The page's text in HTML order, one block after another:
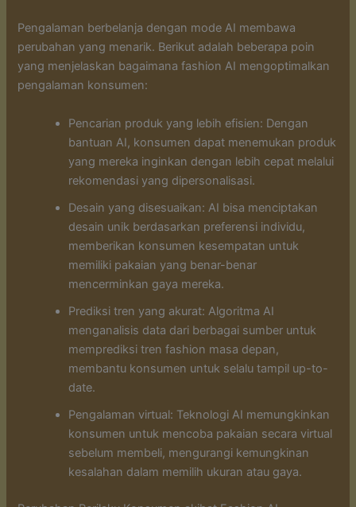
Pengalaman berbelanja dengan mode AI membawa
perubahan yang menarik. Berikut adalah beberapa poin
yang menjelaskan bagaimana fashion AI mengoptimalkan
pengalaman konsumen:
Pencarian produk yang lebih efisien: Dengan
bantuan AI, konsumen dapat menemukan produk
yang mereka inginkan dengan lebih cepat melalui
rekomendasi yang dipersonalisasi.
Desain yang disesuaikan: AI bisa menciptakan
desain unik berdasarkan preferensi individu,
memberikan konsumen kesempatan untuk
memiliki pakaian yang benar-benar
mencerminkan gaya mereka.
Prediksi tren yang akurat: Algoritma AI
menganalisis data dari berbagai sumber untuk
memprediksi tren fashion masa depan,
membantu konsumen untuk selalu tampil up-to-
date.
Pengalaman virtual: Teknologi AI memungkinkan
konsumen untuk mencoba pakaian secara virtual
sebelum membeli, mengurangi kemungkinan
kesalahan dalam memilih ukuran atau gaya.